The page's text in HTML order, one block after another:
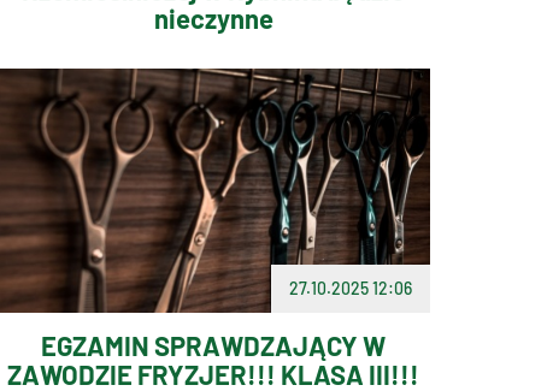
nieczynne
27.10.2025 12:06
EGZAMIN SPRAWDZAJĄCY W
ZAWODZIE FRYZJER!!! KLASA III!!!